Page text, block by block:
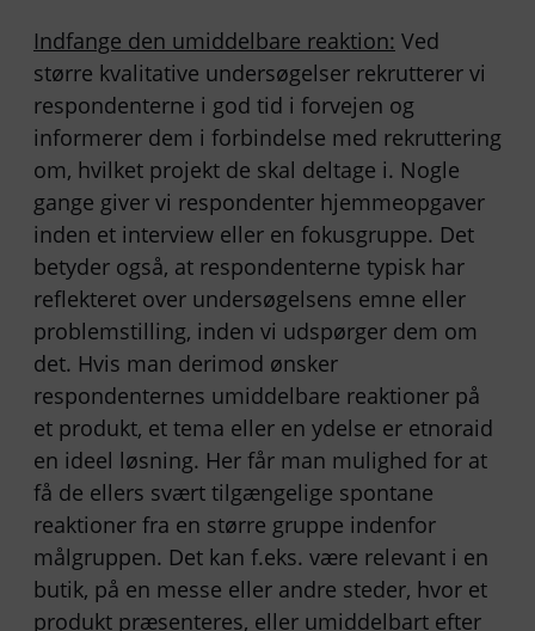
Indfange den umiddelbare reaktion: Ved
større kvalitative undersøgelser rekrutterer vi
respondenterne i god tid i forvejen og
informerer dem i forbindelse med rekruttering
om, hvilket projekt de skal deltage i. Nogle
gange giver vi respondenter hjemmeopgaver
inden et interview eller en fokusgruppe. Det
betyder også, at respondenterne typisk har
reflekteret over undersøgelsens emne eller
problemstilling, inden vi udspørger dem om
det. Hvis man derimod ønsker
respondenternes umiddelbare reaktioner på
et produkt, et tema eller en ydelse er etnoraid
en ideel løsning. Her får man mulighed for at
få de ellers svært tilgængelige spontane
reaktioner fra en større gruppe indenfor
målgruppen. Det kan f.eks. være relevant i en
butik, på en messe eller andre steder, hvor et
produkt præsenteres, eller umiddelbart efter